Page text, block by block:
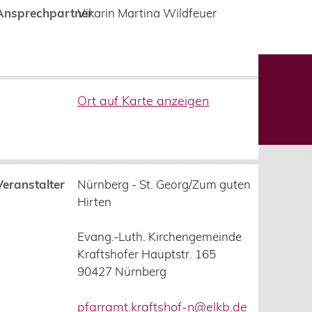
Vikarin Martina Wildfeuer
Ort auf Karte anzeigen
Nürnberg - St. Georg/Zum guten
Hirten
Evang.-Luth. Kirchengemeinde
Kraftshofer Hauptstr. 165
90427 Nürnberg
pfarramt.kraftshof-n@elkb.de
Kontakt Datenschutz Impressum